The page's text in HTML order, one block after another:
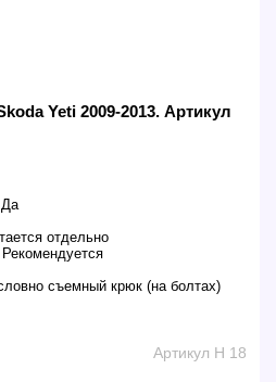
Yeti 2009-2013. Артикул
Да
отдельно
Рекомендуется
съемный крюк (на болтах)
Артикул H 18